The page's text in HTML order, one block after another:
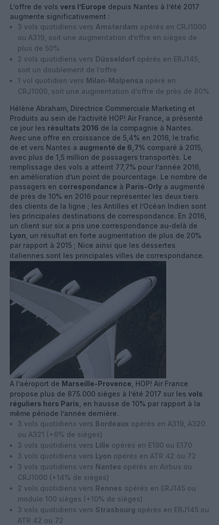
L’offre de vols vers l’Europe depuis Nantes à l’été 2017
augmente significativement :
3 vols quotidiens vers Amsterdam opérés en CRJ1000
ou A319, soit une augmentation d’offre en sièges de
plus de 50%
2 vols quotidiens vers Düsseldorf opérés en ERJ145,
soit un doublement de l’offre
1 vol quotidien vers Milan-Malpensa opéré en
CRJ1000, soit une augmentation d’offre de près de 80%
Hélène Abraham, Directrice Commerciale Marketing et
Produits au sein de l’activité HOP! Air France, a présenté
ce jour les résultats 2016 de la compagnie à Nantes.
Avec une offre en croissance de 5,4% en 2016, le trafic
de et vers Nantes a augmenté de 6,7% comparé à 2015,
avec plus de 1,5 million de passagers transportés. Le
remplissage des vols a atteint 77,7% pour l’année 2016,
en amélioration d’un point de pourcentage. Le nombre de
passagers en correspondance à Paris-Orly a augmenté
de près de 10% en 2016 pour représenter les deux tiers
des clients de la ligne ; les Antilles et l’Océan Indien sont
les principales destinations de correspondance. En 2016,
un client sur six a pris une correspondance au-delà de
Lyon , un résultat en forte augmentation de plus de 20%
par rapport à 2015 ; Nice ainsi que les dessertes
italiennes sont les principales villes de correspondance.
A l’aéroport de Marseille-Provence , HOP! Air France
propose plus de 875.000 sièges à l’été 2017 sur les vols
réguliers hors Paris , en hausse de 10% par rapport à la
même période l’année dernière.
3 vols quotidiens vers Bordeaux opérés en A319, A320
ou A321 (+6% de sièges)
3 vols quotidiens vers Lille opérés en E190 ou E170
3 vols quotidiens vers Lyon opérés en ATR 42 ou 72
3 vols quotidiens vers Nantes opérés en Airbus ou
CRJ1000 (+14% de sièges)
2 vols quotidiens vers Rennes opérés en ERJ145 ou
module 100 sièges (+10% de sièges)
3 vols quotidiens vers Strasbourg opérés en ERJ145 ou
ATR 42 ou 72